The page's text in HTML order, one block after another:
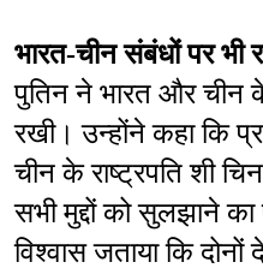
भारत-चीन संबंधों पर भी
पुतिन ने भारत और चीन
रखी। उन्होंने कहा कि
चीन के राष्ट्रपति शी
सभी मुद्दों को सुलझाने
विश्वास जताया कि